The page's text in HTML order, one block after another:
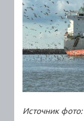
Источник фото: